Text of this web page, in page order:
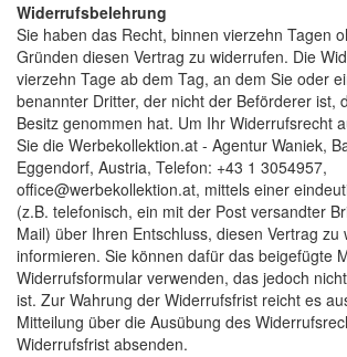
Widerrufsbelehrung
Sie haben das Recht, binnen vierzehn Tagen
Gründen diesen Vertrag zu widerrufen. Die
vierzehn Tage ab dem Tag, an dem Sie oder
benannter Dritter, der nicht der Beförderer ist,
Besitz genommen hat. Um Ihr Widerrufsrecht
Sie die Werbekollektion.at - Agentur Waniek,
Eggendorf, Austria, Telefon: +43 1 3054957,
office@werbekollektion.at, mittels einer
(z.B. telefonisch, ein mit der Post versandter
Mail) über Ihren Entschluss, diesen Vertrag zu
informieren. Sie können dafür das beigefügte
Widerrufsformular verwenden, das jedoch
ist. Zur Wahrung der Widerrufsfrist reicht es
Mitteilung über die Ausübung des
Widerrufsfrist absenden.